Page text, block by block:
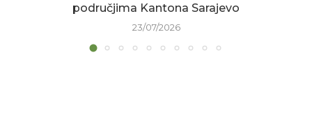
područjima Kantona Sarajevo
23/07/2026